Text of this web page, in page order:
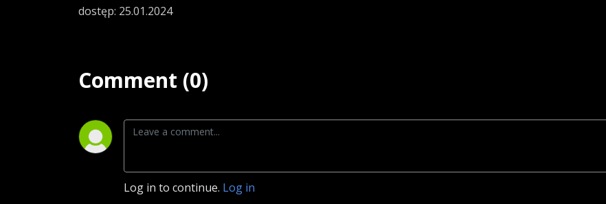
dostęp: 25.01.2024
Comment (0)
Log in to continue. Log in